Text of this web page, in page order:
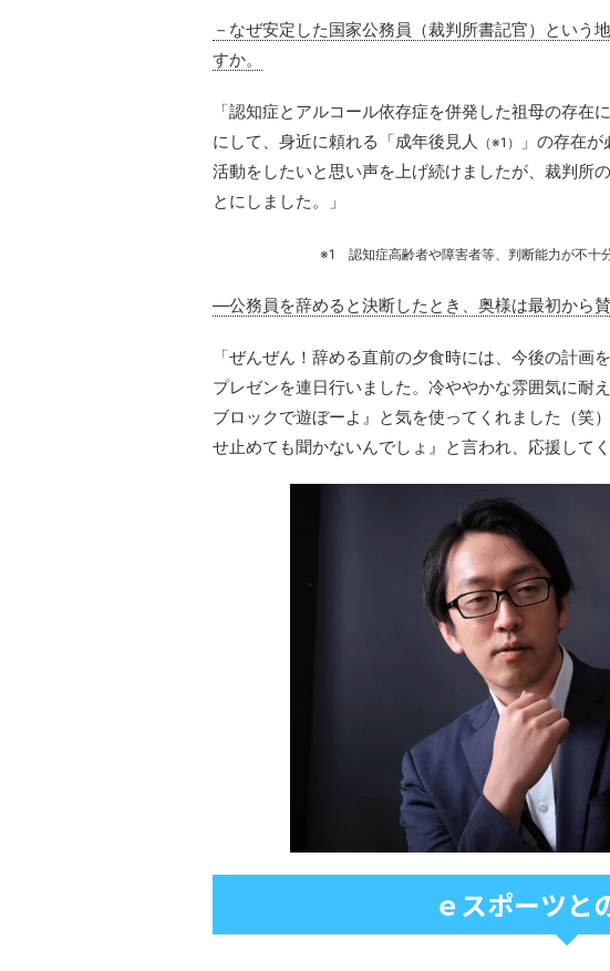
－なぜ安定した国家公務員（裁判所書記官）という
すか。
「認知症とアルコール依存症を併発した祖母の存在
にして、身近に頼れる「成年後見人 （※1）
」の存在
活動をしたいと思い声を上げ続けましたが、裁判所
とにしました。」
※1 認知症高齢者や障害者等、判断能力が不十
―公務員を辞めると決断したとき、奥様は最初から
「ぜんぜん！辞める直前の夕食時には、今後の計画
プレゼンを連日行いました。冷ややかな雰囲気に耐
ブロックで遊ぼーよ』と気を使ってくれました（笑
せ止めても聞かないんでしょ』と言われ、応援して
ｅスポーツと